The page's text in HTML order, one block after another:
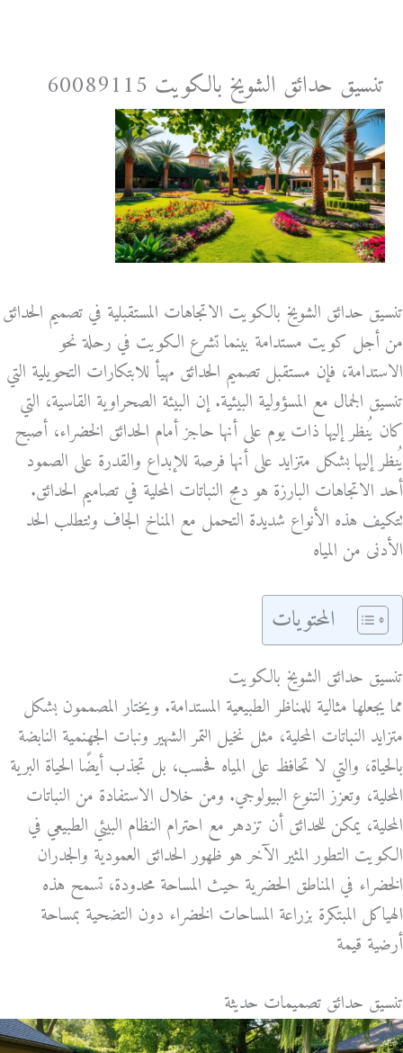
المحتوىتنسيق حدائق الشويخ بالكويت 60089115
تنسيق حدائق الشويخ بالكويت الاتجاهات المستقبلية في تصميم الحدائق
من أجل كويت مستدامة بينما تشرع الكويت في رحلة نحو
الاستدامة، فإن مستقبل تصميم الحدائق مهيأ للابتكارات التحويلية التي
تنسيق الجمال مع المسؤولية البيئية. إن البيئة الصحراوية القاسية، التي
كان يُنظر إليها ذات يوم على أنها حاجز أمام الحدائق الخضراء، أصبح
يُنظر إليها بشكل متزايد على أنها فرصة للإبداع والقدرة على الصمود
أحد الاتجاهات البارزة هو دمج النباتات المحلية في تصاميم الحدائق.
تتكيف هذه الأنواع شديدة التحمل مع المناخ الجاف وتتطلب الحد
الأدنى من المياه
المحتويات
تنسيق حدائق الشويخ بالكويت
مما يجعلها مثالية للمناظر الطبيعية المستدامة. ويختار المصممون بشكل
متزايد النباتات المحلية، مثل نخيل التمر الشهير ونبات الجهنمية النابضة
بالحياة، والتي لا تحافظ على المياه فحسب، بل تجذب أيضًا الحياة البرية
المحلية، وتعزز التنوع البيولوجي. ومن خلال الاستفادة من النباتات
المحلية، يمكن للحدائق أن تزدهر مع احترام النظام البيئي الطبيعي في
الكويت التطور المثير الآخر هو ظهور الحدائق العمودية والجدران
الخضراء في المناطق الحضرية حيث المساحة محدودة، تسمح هذه
الهياكل المبتكرة بزراعة المساحات الخضراء دون التضحية بمساحة
أرضية قيمة
تنسيق حدائق تصميمات حديثة